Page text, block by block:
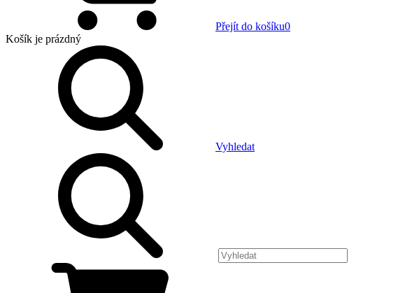
Přejít do košíku0
Košík je prázdný
Vyhledat